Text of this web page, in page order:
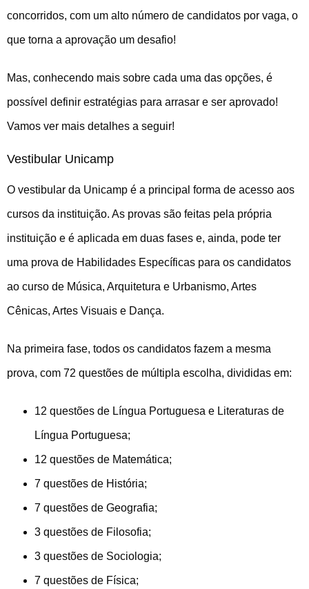
concorridos, com um alto número de candidatos por vaga, o
que torna a aprovação um desafio!
Mas, conhecendo mais sobre cada uma das opções, é
possível definir estratégias para arrasar e ser aprovado!
Vamos ver mais detalhes a seguir!
Vestibular Unicamp
O vestibular da Unicamp é a principal forma de acesso aos
cursos da instituição. As provas são feitas pela própria
instituição e é aplicada em duas fases e, ainda, pode ter
uma prova de Habilidades Específicas para os candidatos
ao curso de Música, Arquitetura e Urbanismo, Artes
Cênicas, Artes Visuais e Dança.
Na primeira fase, todos os candidatos fazem a mesma
prova, com 72 questões de múltipla escolha, divididas em:
12 questões de Língua Portuguesa e Literaturas de
Língua Portuguesa;
12 questões de Matemática;
7 questões de História;
7 questões de Geografia;
3 questões de Filosofia;
3 questões de Sociologia;
7 questões de Física;